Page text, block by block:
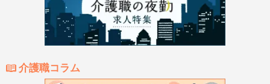
介護職コラム